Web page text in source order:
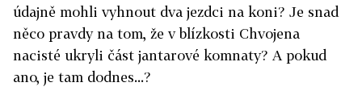
údajně mohli vyhnout dva jezdci na koni? Je snad
něco pravdy na tom, že v blízkosti Chvojena
nacisté ukryli část jantarové komnaty? A pokud
ano, je tam dodnes...?